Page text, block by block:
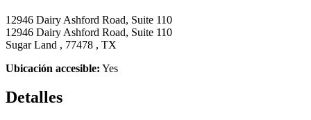
12946 Dairy Ashford Road, Suite 110
12946 Dairy Ashford Road, Suite 110
Sugar Land , 77478 , TX
Ubicación accesible: Yes
Detalles